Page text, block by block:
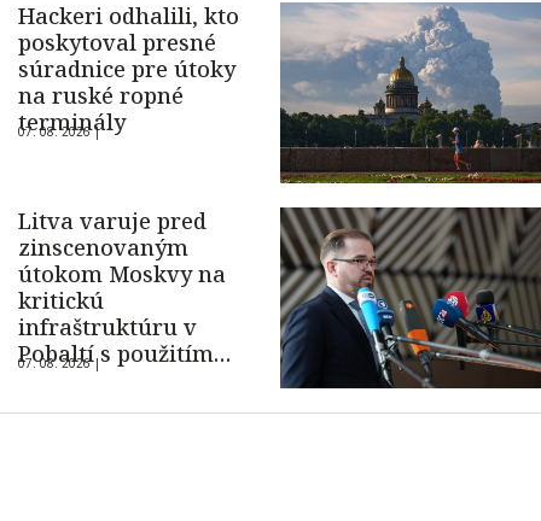
Hackeri odhalili, kto
poskytoval presné
súradnice pre útoky
na ruské ropné
terminály
07. 08. 2026 |
Litva varuje pred
zinscenovaným
útokom Moskvy na
kritickú
infraštruktúru v
Pobaltí s použitím
ukrajinského dronu
07. 08. 2026 |